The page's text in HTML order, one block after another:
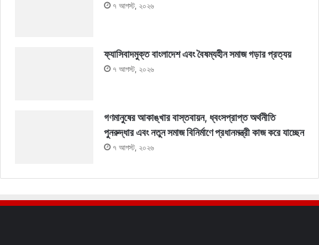
৭ আগস্ট, ২০২৬
ফ্যাসিবাদমুক্ত বাংলাদেশ এবং বৈষম্যহীন সমাজ গড়ার প্রত্যয়
৭ আগস্ট, ২০২৬
গণমানুষের আকাঙ্খার বাস্তবায়ন, ধ্বংসপ্রাপ্ত অর্থনীতি
পুনরুদ্ধার এবং নতুন সমাজ বিনির্মাণে প্রধানমন্ত্রী কাজ করে যাচ্ছেন
৭ আগস্ট, ২০২৬